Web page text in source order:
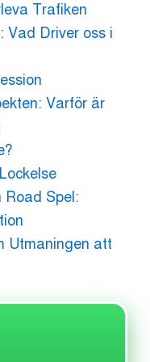
Trafiken
Vad Driver oss i
Varför är
Road Spel:
Utmaningen att